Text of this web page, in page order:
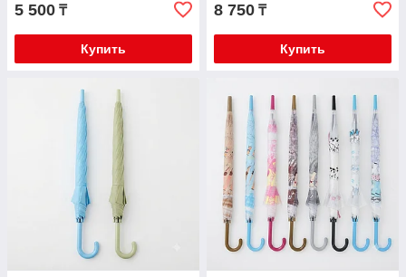
5 500 ₸
Купить
8 750 ₸
Купить